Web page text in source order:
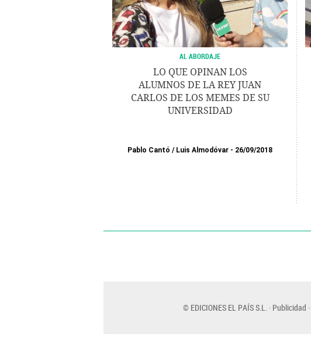
AL ABORDAJE
LO QUE OPINAN LOS
ALUMNOS DE LA REY JUAN
CARLOS DE LOS MEMES DE SU
UNIVERSIDAD
Pablo Cantó / Luis Almodóvar 26/09/2018
© EDICIONES EL PAÍS S.L. Publicidad